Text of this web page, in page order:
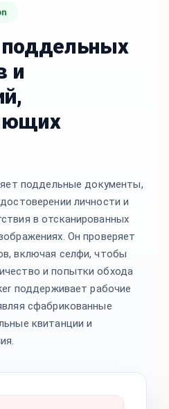
и
поддельные документы,
личности и
в отсканированных
Он проверяет
включая селфи, чтобы
и попытки обхода
поддерживает рабочие
сфабрикованные
квитанции и